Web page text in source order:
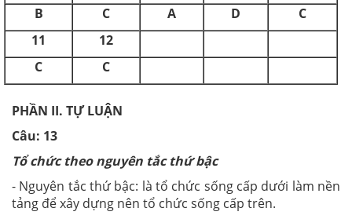
B C A D
C
11
12
C
C
PHẦN II. TỰ LUẬN
Câu: 13
Tổ chức theo nguyên tắc thứ bậc
- Nguyên tắc thứ bậc: là tổ chức sống cấp dưới làm nền
tảng để xây dựng nên tổ chức sống cấp trên.